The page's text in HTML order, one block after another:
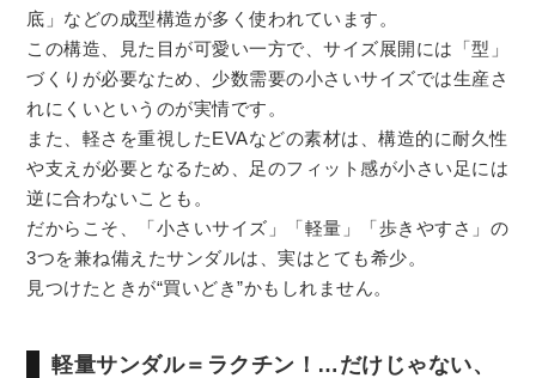
底」などの成型構造が多く使われています。
この構造、見た目が可愛い一方で、サイズ展開には「型」
づくりが必要なため、少数需要の小さいサイズでは生産さ
れにくいというのが実情です。
また、軽さを重視したEVAなどの素材は、構造的に耐久性
や支えが必要となるため、足のフィット感が小さい足には
逆に合わないことも。
だからこそ、「小さいサイズ」「軽量」「歩きやすさ」の
3つを兼ね備えたサンダルは、実はとても希少。
見つけたときが“買いどき”かもしれません。
軽量サンダル＝ラクチン！…だけじゃない、